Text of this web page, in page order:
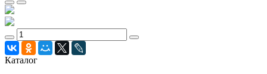
Каталог